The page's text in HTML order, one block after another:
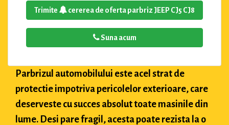
Trimite cererea de oferta parbriz JEEP CJ5 CJ8
Suna acum
Parbrizul automobilului este acel strat de
protectie impotriva pericolelor exterioare, care
deserveste cu succes absolut toate masinile din
lume. Desi pare fragil, acesta poate rezista la o